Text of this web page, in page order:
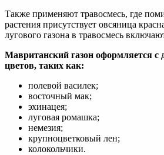
Также применяют травосмесь, где
растения присутствует овсяница
лугового газона в травосмесь
Мавританский газон оформляется с
цветов, таких как:
полевой василек;
восточный мак;
эхинацея;
луговая ромашка;
немезия;
крупноцветковый лен;
колокольчики.